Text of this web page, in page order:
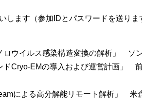
します（参加IDとパスワードを送りま
ロウイルス感染構造変換の解析」 ソ
ドCryo-EMの導入および運営計画」
による高分解能リモート解析」 米